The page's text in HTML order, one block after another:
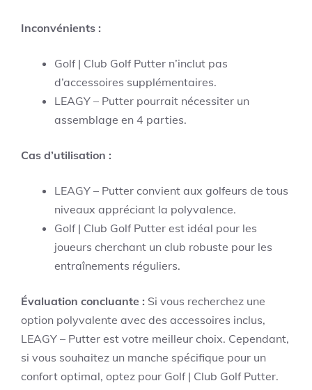
Inconvénients :
Golf | Club Golf Putter n’inclut pas
d’accessoires supplémentaires.
LEAGY – Putter pourrait nécessiter un
assemblage en 4 parties.
Cas d’utilisation :
LEAGY – Putter convient aux golfeurs de tous
niveaux appréciant la polyvalence.
Golf | Club Golf Putter est idéal pour les
joueurs cherchant un club robuste pour les
entraînements réguliers.
Évaluation concluante : Si vous recherchez une
option polyvalente avec des accessoires inclus,
LEAGY – Putter est votre meilleur choix. Cependant,
si vous souhaitez un manche spécifique pour un
confort optimal, optez pour Golf | Club Golf Putter.